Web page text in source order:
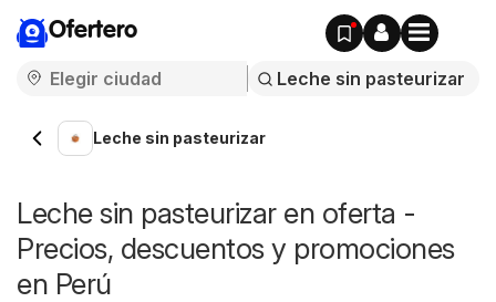
Ofertero
Leche sin pasteurizar
Leche sin pasteurizar en oferta -
Precios, descuentos y promociones
en Perú